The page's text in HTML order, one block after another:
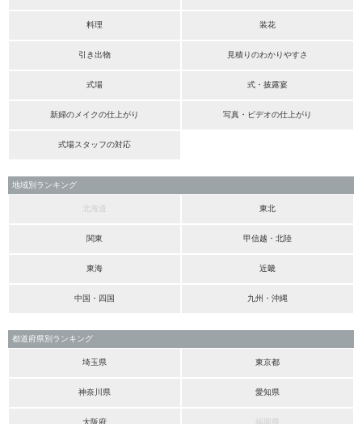
料理 装花
引き出物 見積りのわかりやすさ
式場 式・披露宴
新婦のメイクの仕上がり 写真・ビデオの仕上がり
式場スタッフの対応
地域別ランキング
北海道 東北
関東 甲信越・北陸
東海 近畿
中国・四国 九州・沖縄
都道府県別ランキング
埼玉県 東京都
神奈川県 愛知県
大阪府 福岡県